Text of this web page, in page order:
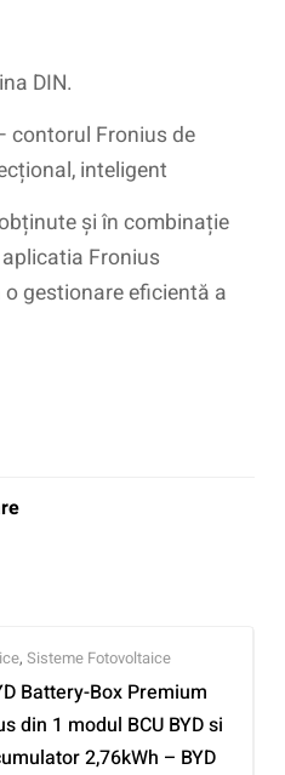
DIN.
contorul Fronius de
inteligent
și în combinație
Fronius
gestionare eficientă a
, Sisteme Fotovoltaice
Battery-Box Premium
din 1 modul BCU BYD si
2,76kWh – BYD